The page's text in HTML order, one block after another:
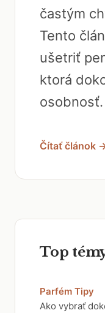
častým
Tento
ušetriť
ktorá
osobnosť.
Čítať článok
Top
Parfém Tipy
Ako vybrať